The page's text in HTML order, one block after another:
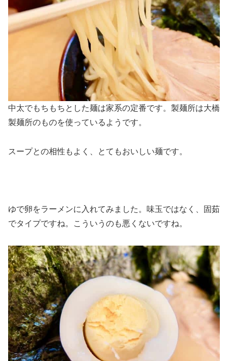
中太でもちもちとした麺は家系の定番です。製麺所は大橋
製麺所のものを使っているようです。
スープとの相性もよく、とてもおいしい麺です。
ゆで卵をラーメンに入れてみました。味玉ではなく、固茹
でタイプですね。こういうのも悪くないですね。